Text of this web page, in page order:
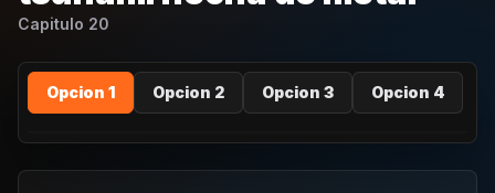
Capitulo 20
Opcion 1 Opcion 2 Opcion 3 Opcion 4